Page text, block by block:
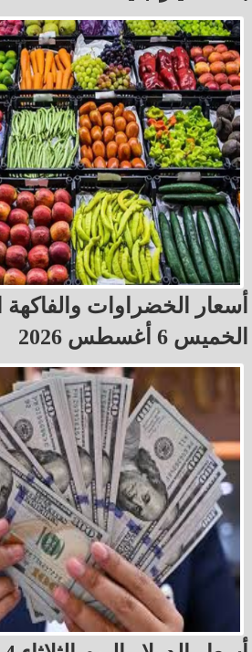
أسعار الخضراوات والفاكهة
الخميس 6 أغسطس 2026